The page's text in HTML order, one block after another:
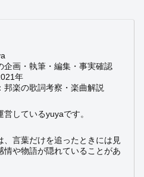
企画・執筆・編集・事実確認
年
邦楽の歌詞考察・楽曲解説
営しているyuyaです。
、言葉だけを追ったときには見
情や物語が隠れていることがあ